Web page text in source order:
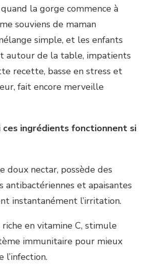
la gorge commence à
souviens de maman
simple, et les enfants
autour de la table, impatients
recette, basse en stress et
fait encore merveille
ces ingrédients fonctionnent si
doux nectar, possède des
antibactériennes et apaisantes
instantanément l’irritation.
riche en vitamine C, stimule
immunitaire pour mieux
l’infection.